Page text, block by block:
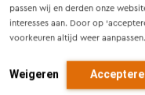
passen wij en derden onze
interesses aan. Door op
voorkeuren altijd weer
Weigeren
Kennisgebieden
Milieu, Natuur &
Stedenbouw en